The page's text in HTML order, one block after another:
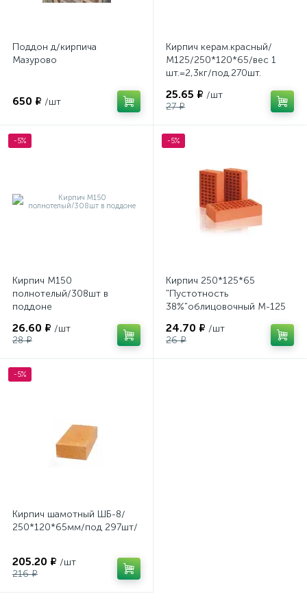
Поддон д/кирпича
Мазурово
650 ₽ /шт
Кирпич керам.красный/
М125/250*120*65/вес 1
шт.=2,3кг/под.270шт.
рельеф"ЧЕРЕПАХА"
25.65 ₽ /шт
27 ₽
-5%
Кирпич М150
полнотелый/308шт в
поддоне
26.60 ₽ /шт
28 ₽
-5%
Кирпич 250*125*65
"Пустотность
38%"облицовочный М-125
(воз.бой 5%)270шт/
24.70 ₽ /шт
26 ₽
-5%
Кирпич шамотный ШБ-8/
250*120*65мм/под 297шт/
205.20 ₽ /шт
216 ₽